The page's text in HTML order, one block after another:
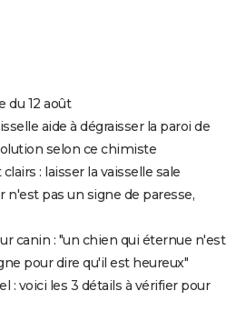
du 12 août
aide à dégraisser la paroi de
selon ce chimiste
: laisser la vaisselle sale
n'est pas un signe de paresse,
canin : "un chien qui éternue n'est
pour dire qu'il est heureux"
: voici les 3 détails à vérifier pour